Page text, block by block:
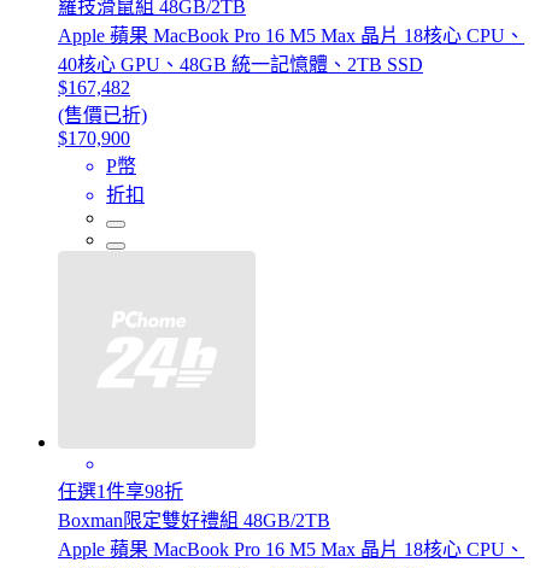
羅技滑鼠組 48GB/2TB
Apple 蘋果 MacBook Pro 16 M5 Max 晶片 18核心 CPU、
40核心 GPU、48GB 統一記憶體、2TB SSD
$167,482
(售價已折)
$170,900
P幣
折扣
任選1件享98折
Boxman限定雙好禮組 48GB/2TB
Apple 蘋果 MacBook Pro 16 M5 Max 晶片 18核心 CPU、